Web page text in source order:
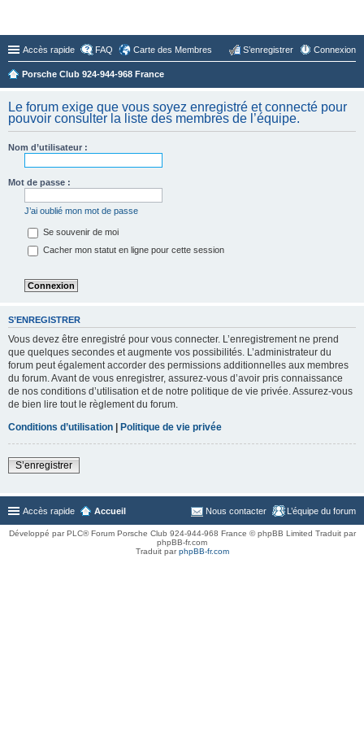
Accès rapide FAQ Carte des Membres Connexion
S’enregistrer
Porsche Club 924-944-968 France
Le forum exige que vous soyez enregistré et connecté pour
pouvoir consulter la liste des membres de l’équipe.
Nom d’utilisateur :
Mot de passe :
J’ai oublié mon mot de passe
Se souvenir de moi
Cacher mon statut en ligne pour cette session
S’ENREGISTRER
Vous devez être enregistré pour vous connecter. L’enregistrement ne prend
que quelques secondes et augmente vos possibilités. L’administrateur du
forum peut également accorder des permissions additionnelles aux membres
du forum. Avant de vous enregistrer, assurez-vous d’avoir pris connaissance
de nos conditions d’utilisation et de notre politique de vie privée. Assurez-vous
de bien lire tout le règlement du forum.
Conditions d’utilisation | Politique de vie privée
S’enregistrer
Accès rapide Accueil L’équipe du forum
Nous contacter
Développé par PLC® Forum Porsche Club 924-944-968 France © phpBB Limited Traduit par
phpBB-fr.com
Traduit parphpBB-fr.com